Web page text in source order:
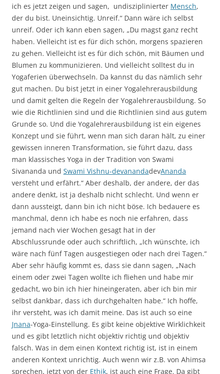
ich es jetzt zeigen und sagen, undisziplinierter Mensch,
der du bist. Uneinsichtig. Unreif.“ Dann wäre ich selbst
unreif. Oder ich kann eben sagen, „Du magst ganz recht
haben. Vielleicht ist es für dich schön, morgens spazieren
zu gehen. Vielleicht ist es für dich schön, mit Bäumen und
Blumen zu kommunizieren. Und vielleicht solltest du in
Yogaferien überwechseln. Da kannst du das nämlich sehr
gut machen. Du bist jetzt in einer Yogalehrerausbildung
und damit gelten die Regeln der Yogalehrerausbildung. So
wie die Richtlinien sind und die Richtlinien sind aus gutem
Grunde so. Und die Yogalehrerausbildung ist ein eigenes
Konzept und sie führt, wenn man sich daran hält, zu einer
gewissen inneren Transformation, sie führt dazu, dass
man klassisches Yoga in der Tradition von Swami
Sivananda und Swami Vishnu-devanandadevAnanda
versteht und erfährt.“ Aber deshalb, der andere, der das
andere denkt, ist ja deshalb nicht schlecht. Und wenn er
dann aussteigt, dann bin ich nicht böse. Ich bedauere es
manchmal, denn ich habe es noch nie erfahren, dass
jemand nach vier Wochen gesagt hat in der
Abschlussrunde oder auch schriftlich, „Ich wünschte, ich
wäre nach fünf Tagen ausgestiegen oder nach drei Tagen.“
Aber sehr häufig kommt es, dass sie dann sagen, „Nach
einem oder zwei Tagen wollte ich fliehen und habe mir
gedacht, wo bin ich hier hineingeraten, aber ich bin mir
selbst dankbar, dass ich durchgehalten habe.“ Ich hoffe,
ihr versteht, was ich damit meine. Das ist auch so eine
Jnana-Yoga-Einstellung. Es gibt keine objektive Wirklichkeit
und es gibt letztlich nicht objektiv richtig und objektiv
falsch. Was in dem einen Kontext richtig ist, ist in einem
anderen Kontext unrichtig. Auch wenn wir z.B. von Ahimsa
sprechen, jetzt von der Ethik, ist auch eine Frage. Da gibt